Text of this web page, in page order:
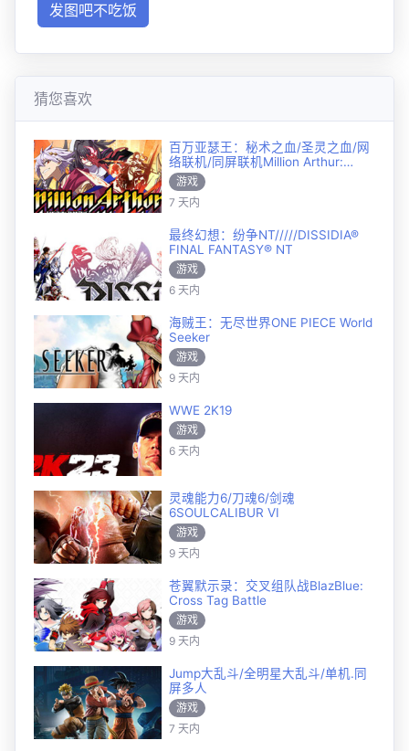
发图吧不吃饭
猜您喜欢
百万亚瑟王：秘术之血/圣灵之血/网
络联机/同屏联机Million Arthur:
Arcana Blood
游戏
7 天内
最终幻想：纷争NT/////DISSIDIA®
FINAL FANTASY® NT
游戏
6 天内
海贼王：无尽世界ONE PIECE World
Seeker
游戏
9 天内
WWE 2K19
游戏
6 天内
灵魂能力6/刀魂6/剑魂
6SOULCALIBUR VI
游戏
9 天内
苍翼默示录：交叉组队战BlazBlue:
Cross Tag Battle
游戏
9 天内
Jump大乱斗/全明星大乱斗/单机.同
屏多人
游戏
7 天内